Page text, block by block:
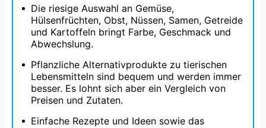
Die riesige Auswahl an Gemüse,
Hülsenfrüchten, Obst, Nüssen, Samen, Getreide
und Kartoffeln bringt Farbe, Geschmack und
Abwechslung.
Pflanzliche Alternativprodukte zu tierischen
Lebensmitteln sind bequem und werden immer
besser. Es lohnt sich aber ein Vergleich von
Preisen und Zutaten.
Einfache Rezepte und Ideen sowie das